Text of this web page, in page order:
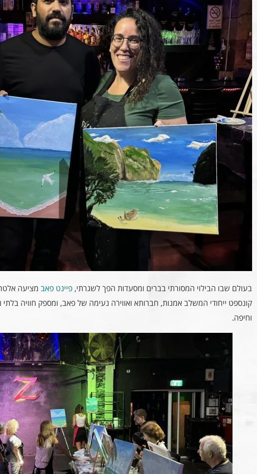
בעולם שבו הבילוי המסורתי בברים ומסעדות הפך לשגרתי, פיינט פאב מציעה
קונספט ייחודי המשלב אמנות, חברותא ואווירה נעימה של פאב, ומספק חוויה
וחיפה.